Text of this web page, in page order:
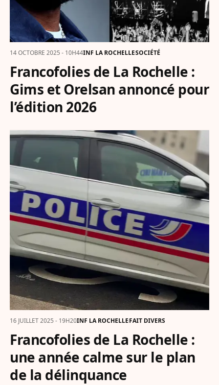
14 OCTOBRE 2025 - 10H44INF LA ROCHELLESOCIÉTÉ
Francofolies de La Rochelle :
Gims et Orelsan annoncé pour
l’édition 2026
16 JUILLET 2025 - 19H20INF LA ROCHELLEFAIT DIVERS
Francofolies de La Rochelle :
une année calme sur le plan
de la délinquance